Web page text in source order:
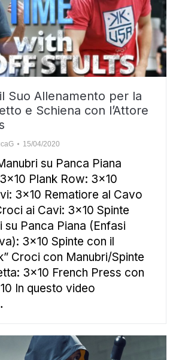
Suo Allenamento per la
e Schiena con l’Attore
15/04/2020
su Panca Piana
Plank Row: 3×10
3×10 Rematiore al Cavo
ai Cavi: 3×10 Spinte
su Panca Piana (Enfasi
3×10 Spinte con il
Croci con Manubri/Spinte
3×10 French Press con
In questo video